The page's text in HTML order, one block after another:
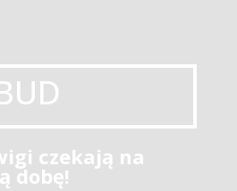
czekają na
dobę!